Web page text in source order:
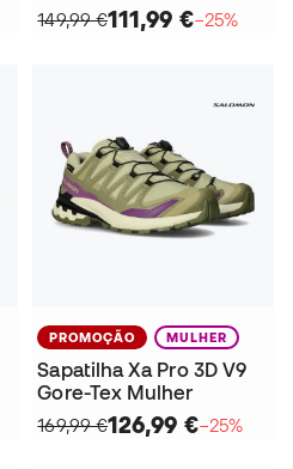
149,99 €111,99 €−25%
PROMOÇÃO MULHER
Sapatilha Xa Pro 3D V9
Gore-Tex Mulher
169,99 €126,99 €−25%